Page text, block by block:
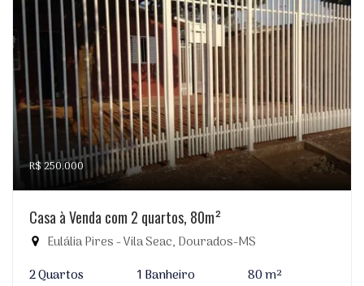
R$ 250.000
Casa à Venda com 2 quartos, 80m²
Eulália Pires - Vila Seac, Dourados-MS
2 Quartos
1 Banheiro
80 m²